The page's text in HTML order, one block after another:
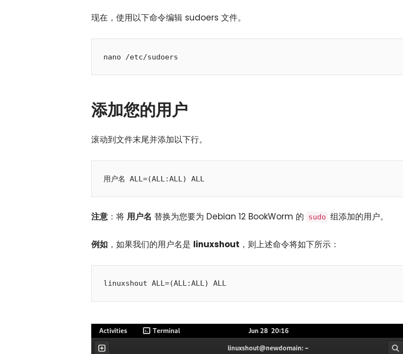
现在，使用以下命令编辑 sudoers 文件。
nano /etc/sudoers
添加您的用户
滚动到文件末尾并添加以下行。
用户名 ALL=(ALL:ALL) ALL
注意 ：将 用户名 替换为您要为 Debian 12 BookWorm 的 sudo 组添加的用户。
例如 ，如果我们的用户名是 linuxshout ，则上述命令将如下所示：
linuxshout ALL=(ALL:ALL) ALL